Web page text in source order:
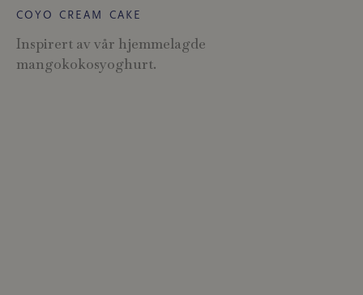
COYO CREAM CAKE
Inspirert av vår hjemmelagde
mangokokosyoghurt.